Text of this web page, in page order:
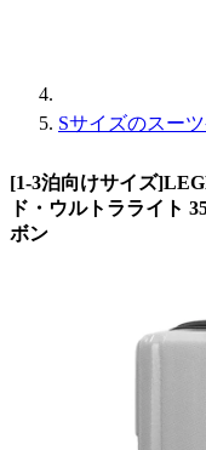
Sサイズのスー
[1-3泊向けサイズ
ド・ウルトラライト
ボン